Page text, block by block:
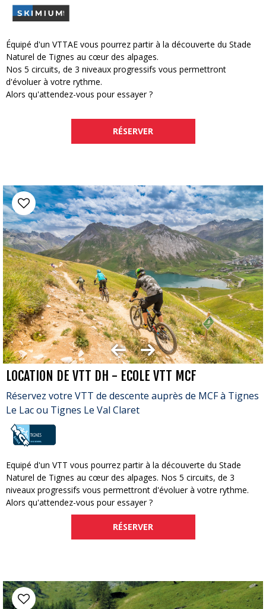
Équipé d'un VTTAE vous pourrez partir à la découverte du Stade
Naturel de Tignes au cœur des alpages.
Nos 5 circuits, de 3 niveaux progressifs vous permettront
d'évoluer à votre rythme.
Alors qu'attendez-vous pour essayer ?
RÉSERVER
LOCATION DE VTT DH - ECOLE VTT MCF
Réservez votre VTT de descente auprès de MCF à Tignes
Le Lac ou Tignes Le Val Claret
Equipé d'un VTT vous pourrez partir à la découverte du Stade
Naturel de Tignes au cœur des alpages. Nos 5 circuits, de 3
niveaux progressifs vous permettront d'évoluer à votre rythme.
Alors qu'attendez-vous pour essayer ?
RÉSERVER